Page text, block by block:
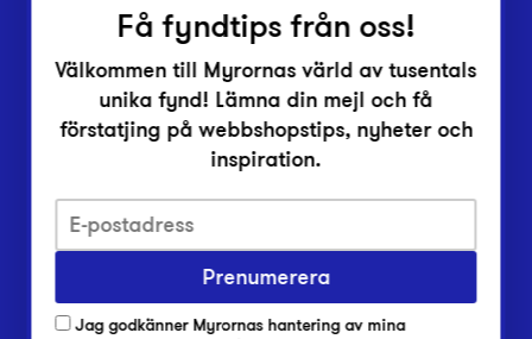
Integritetsskyddspolicy
Har du frågor om onlineköp, leverans eller retur?
Har du frågor om vår verksamhet?
Få fyndtips från oss!
Välkommen till Myrornas värld av tusentals
unika fynd! Lämna din mejl och få
förstatjing på webbshopstips, nyheter och
inspiration.
Prenumerera
Jag godkänner Myrornas hantering av mina